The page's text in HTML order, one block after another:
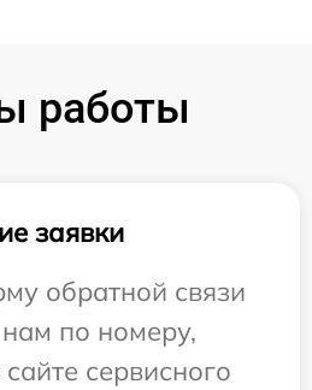
работы
заявки
обратной связи
по номеру,
сервисного